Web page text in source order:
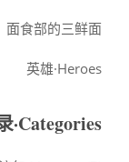
面食部的三鲜面
英雄·Heroes
·Categories